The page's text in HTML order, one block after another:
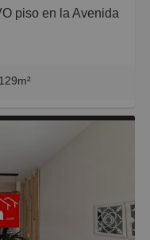
los servicios a
colegio,
el resto de la
Te puedes dar un
autobuses y
habitaciones, 1
129m²